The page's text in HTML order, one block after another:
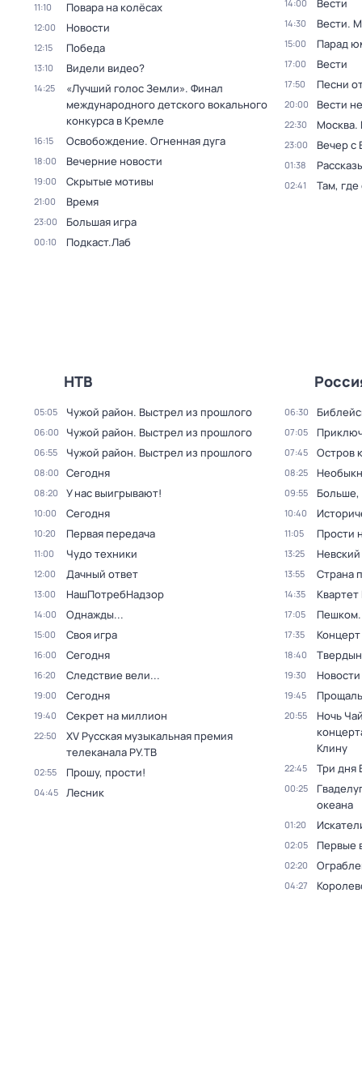
11:10 Повара на колёсах
12:00 Новости
12:15 Победа
13:10 Видели видео?
14:25
«Лучший голос Земли». Финал
международного детского вокального
конкурса в Кремле
16:15 Освобождение. Огненная дуга
18:00 Вечерние новости
19:00 Скрытые мотивы
21:00 Время
23:00 Большая игра
00:10 Подкаст.Лаб
14:00 Вести
14:30 Вести.
15:00 Парад
17:00 Вести
17:50 Песни
20:00 Вести
22:30 Москва.
23:00 Вечер с
01:38
02:41 Там, где
НТВ
05:05 Чужой район. Выстрел из прошлого
06:00 Чужой район. Выстрел из прошлого
06:55 Чужой район. Выстрел из прошлого
08:00 Сегодня
08:20 У нас выигрывают!
10:00 Сегодня
10:20 Первая передача
11:00 Чудо техники
12:00 Дачный ответ
13:00 НашПотребНадзор
14:00 Однажды...
15:00 Своя игра
16:00 Сегодня
16:20 Следствие вели...
19:00 Сегодня
19:40 Секрет на миллион
22:50
XV Русская музыкальная премия
телеканала РУ.ТВ
02:55 Прошу, прости!
04:45 Лесник
06:30
07:05
07:45 Остров
08:25
09:55
10:40
11:05 Прости
13:25
13:55 Страна
14:35
17:05
17:35
18:40
19:30
19:45
20:55
Ночь
Клину
22:45 Три дня
00:25
океана
01:20
02:05 Первые
02:20
04:27